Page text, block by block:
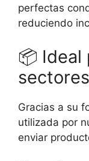
perfectas
reduciendo
📦 Ideal
Gracias a su
utilizada por
enviar